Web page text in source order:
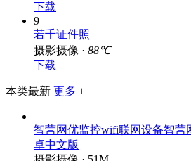
标准证件照相机
摄影摄像 ·
下载
9
若千证件照
摄影摄像 ·
下载
本类最新 更多 +